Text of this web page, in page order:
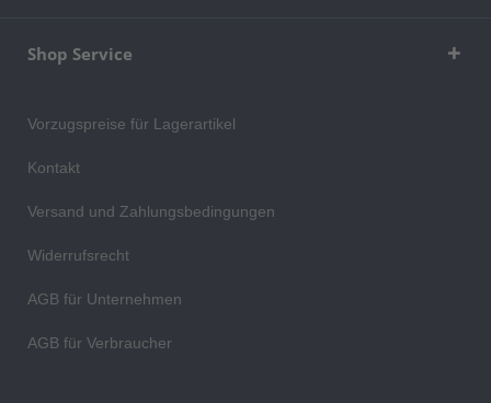
Shop Service
Vorzugspreise für Lagerartikel
Kontakt
Versand und Zahlungsbedingungen
Widerrufsrecht
AGB für Unternehmen
AGB für Verbraucher